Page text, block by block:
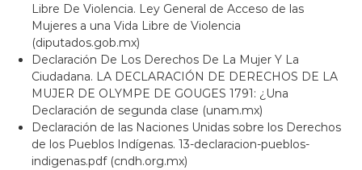
Libre De Violencia. Ley General de Acceso de las
Mujeres a una Vida Libre de Violencia
(diputados.gob.mx)
Declaración De Los Derechos De La Mujer Y La
Ciudadana. LA DECLARACIÓN DE DERECHOS DE LA
MUJER DE OLYMPE DE GOUGES 1791: ¿Una
Declaración de segunda clase (unam.mx)
Declaración de las Naciones Unidas sobre los Derechos
de los Pueblos Indígenas. 13-declaracion-pueblos-
indigenas.pdf (cndh.org.mx)